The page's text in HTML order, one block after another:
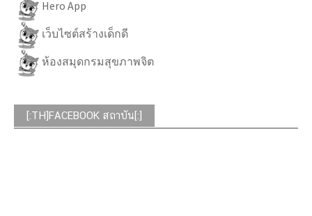
Hero App
เว็บไซต์สร้างเด็กดี
ห้องสมุดกรมสุขภาพจิต
[:TH]FACEBOOK สถาบัน[:]